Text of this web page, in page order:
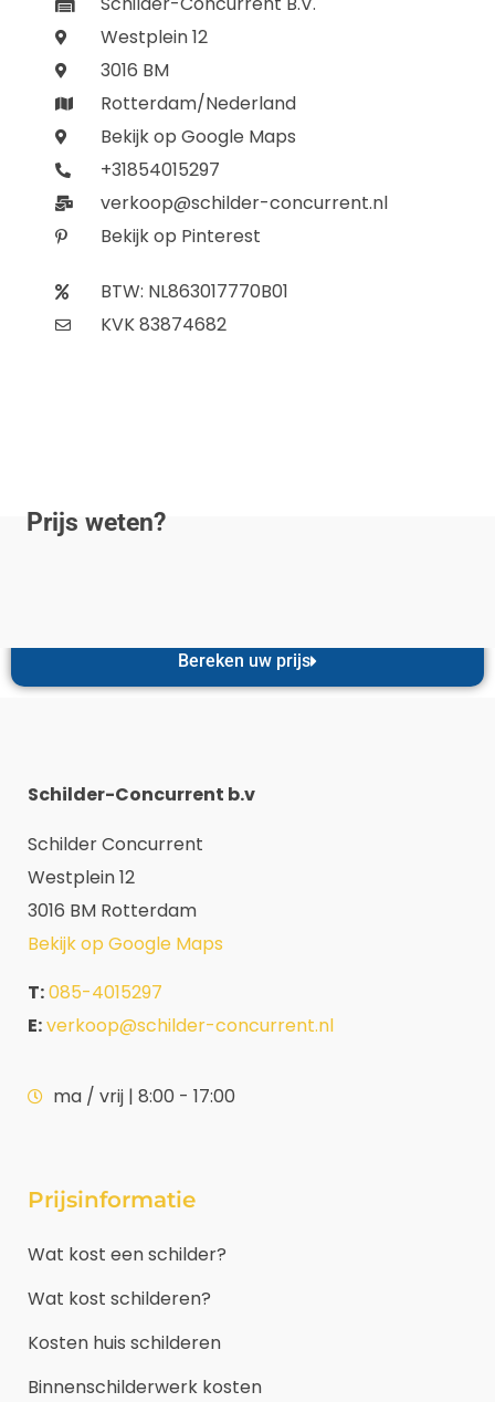
Westplein 12
3016 BM
Rotterdam/Nederland
Bekijk op Google Maps
+31854015297
verkoop@schilder-concurrent.nl
Bekijk op Pinterest
BTW: NL863017770B01
KVK 83874682
Prijs weten?
Bereken uw prijs
Schilder-Concurrent b.v
Schilder Concurrent
Westplein 12
3016 BM Rotterdam
Bekijk op Google Maps
T:085-4015297
E:verkoop@schilder-concurrent.nl
ma / vrij | 8:00 - 17:00
Prijsinformatie
Wat kost een schilder?
Wat kost schilderen?
Kosten huis schilderen
Binnenschilderwerk kosten